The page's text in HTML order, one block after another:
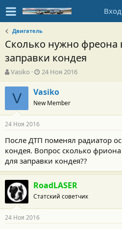
Вход
Двигатель
Сколько нужно фреона
заправки кондея
А
в
т
о
т
е
м
ы
Vasiko
Д
а
т
а
н
а
а
л
а
24 Ноя 2016
V Vasiko
New Member
24 Ноя 2016
После ДТП поменял радиатор
кондея. Вопрос сколько
для заправки кондея??
RoadLASER
Статский советчик
24 Ноя 2016